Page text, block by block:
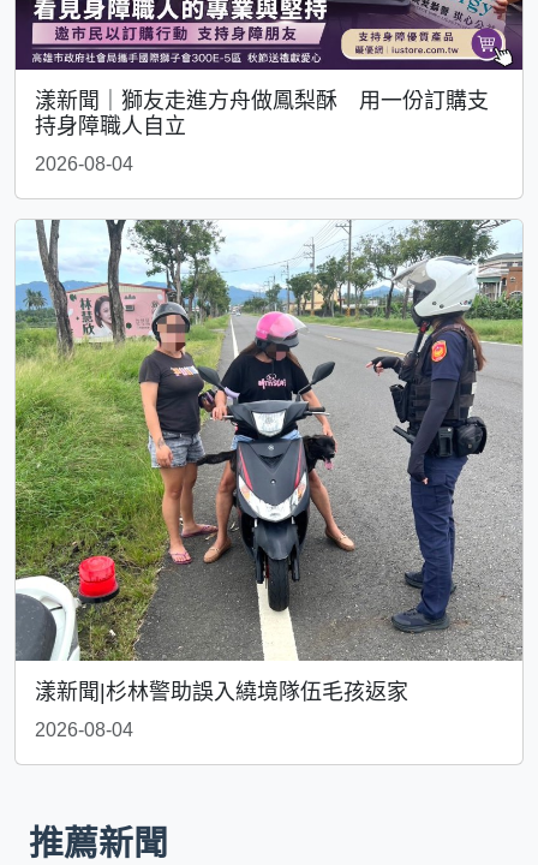
漾新聞｜獅友走進方舟做鳳梨酥 用一份訂購支
持身障職人自立
2026-08-04
漾新聞|杉林警助誤入繞境隊伍毛孩返家
2026-08-04
推薦新聞